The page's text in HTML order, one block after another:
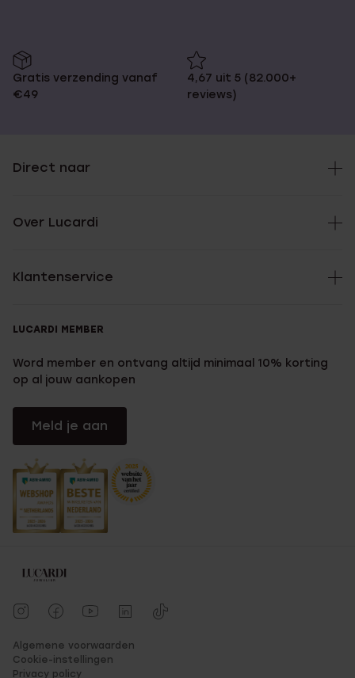
Gratis verzending vanaf
€49
4,67 uit 5 (82.000+
reviews)
Direct naar
Over Lucardi
Klantenservice
LUCARDI MEMBER
Word member en ontvang altijd minimaal 10% korting
op al jouw aankopen
Meld je aan
Algemene voorwaarden
Cookie-instellingen
Privacy policy